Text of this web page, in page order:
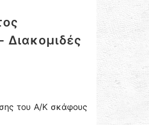
Διακομιδές
του Α/Κ σκάφους